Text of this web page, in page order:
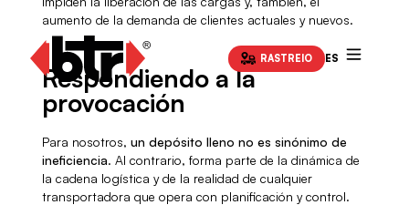
RASTREIO ES
aumento de la demanda de clientes actuales y nuevos.
Respondiendo a la
provocación
Para nosotros, un depósito lleno no es sinónimo de
ineficiencia. Al contrario, forma parte de la dinámica de
la cadena logística y de la realidad de cualquier
transportadora que opera con planificación y control.